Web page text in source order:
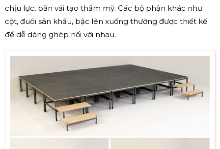
chịu lực, bắn vải tạo thẩm mỹ. Các bộ phận khác như
cột, đuôi sân khấu, bậc lên xuống thường được thiết kế
để dễ dàng ghép nối với nhau.